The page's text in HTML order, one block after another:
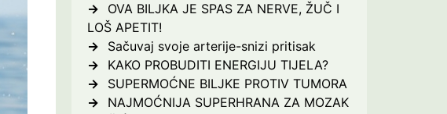
OVA BILJKA JE SPAS ZA NERVE, ŽUČ I
LOŠ APETIT!
Sačuvaj svoje arterije-snizi pritisak
KAKO PROBUDITI ENERGIJU TIJELA?
SUPERMOĆNE BILJKE PROTIV TUMORA
NAJMOĆNIJA SUPERHRANA ZA MOZAK